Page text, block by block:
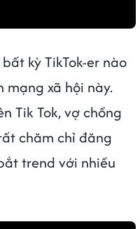
kỳ TikTok-er nào
mạng xã hội này.
Tik Tok, vợ chồng
chăm chỉ đăng
trend với nhiều